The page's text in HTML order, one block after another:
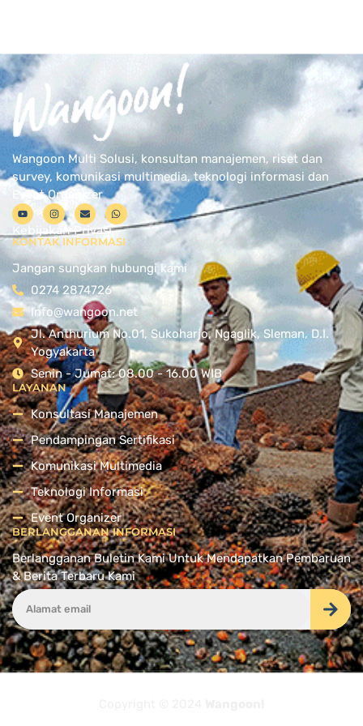
Wangoon Multi Solusi, konsultan manajemen, riset dan
survey, komunikasi multimedia, teknologi informasi dan
Event Organizer
Kebijakan Privasi
KONTAK INFORMASI
Jangan sungkan hubungi kami
0274 2874726
Info@wangoon.net
Jl. Anthurium No.01, Sukoharjo, Ngaglik, Sleman, D.I.
Yogyakarta
Senin - Jumat: 08.00 - 16.00 WIB
LAYANAN
Konsultasi Manajemen
Pendampingan Sertifikasi
Komunikasi Multimedia
Teknologi Informasi
Event Organizer
BERLANGGANAN INFORMASI
Berlangganan Buletin Kami Untuk Mendapatkan Pembaruan
& Berita Terbaru Kami